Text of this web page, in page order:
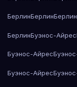
БерлинБерлинБерлин
БерлинБуэнос-Айрес
Буэнос-Айрес
Буэнос-Айрес